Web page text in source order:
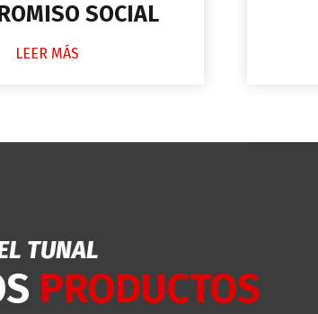
SOCIAL
LEER MÁS
TUNAL
PRODUCTOS